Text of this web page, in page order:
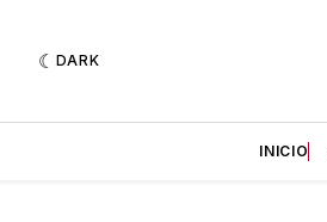
DARK
INICIO